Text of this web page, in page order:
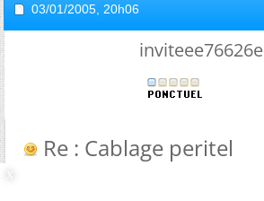
03/01/2005, 20h06
inviteee76626e
Re : Cablage peritel